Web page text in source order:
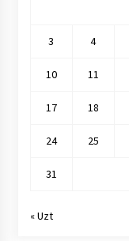
3 4
10 11
17 18
24 25
31
« Uzt